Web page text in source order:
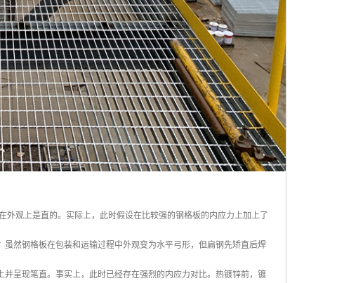
观上是直的。实际上，此时假设在比较强的钢格板的内应力上加上了
然钢格板在包装和运输过程中外观变为水平弓形，但扁钢先矫直后焊
呈现笔直。事实上，此时已经存在强烈的内应力对比。热镀锌前，镀